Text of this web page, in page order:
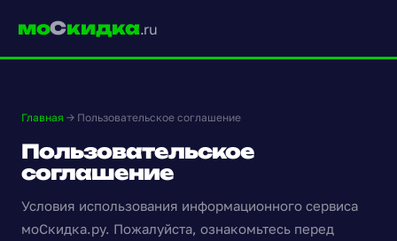
моСкидка.ru
Главная → Пользовательское соглашение
Пользовательское
соглашение
Условия использования информационного сервиса
моСкидка.ру. Пожалуйста, ознакомьтесь перед